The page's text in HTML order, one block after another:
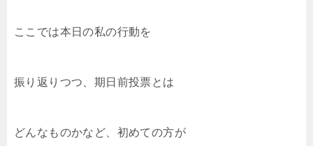
ここでは本日の私の行動を
振り返りつつ、期日前投票とは
どんなものかなど、初めての方が